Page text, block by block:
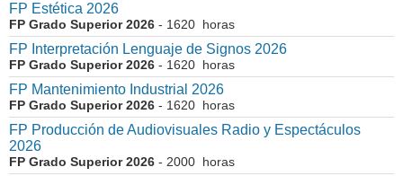
FP Estética 2026
FP Grado Superior 2026 - 1620 horas
FP Interpretación Lenguaje de Signos 2026
FP Grado Superior 2026 - 1620 horas
FP Mantenimiento Industrial 2026
FP Grado Superior 2026 - 1620 horas
FP Producción de Audiovisuales Radio y Espectáculos
2026
FP Grado Superior 2026 - 2000 horas